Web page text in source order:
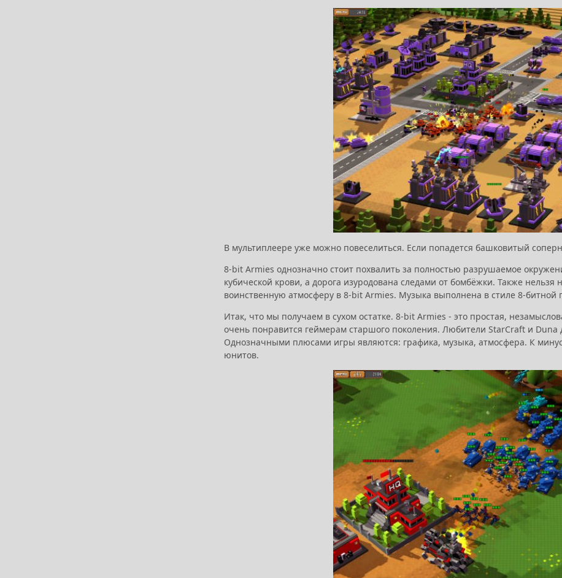
В мультиплеере уже можно повеселиться. Если попадется башковитый
8-bit Armies однозначно стоит похвалить за полностью разрушаемое
кубической крови, а дорога изуродована следами от бомбёжки. Также
воинственную атмосферу в 8-bit Armies. Музыка выполнена в стиле 8-битной
Итак, что мы получаем в сухом остатке. 8-bit Armies - это простая,
очень понравится геймерам старшого поколения. Любители StarCraft и
Однозначными плюсами игры являются: графика, музыка, атмосфера. К
юнитов.